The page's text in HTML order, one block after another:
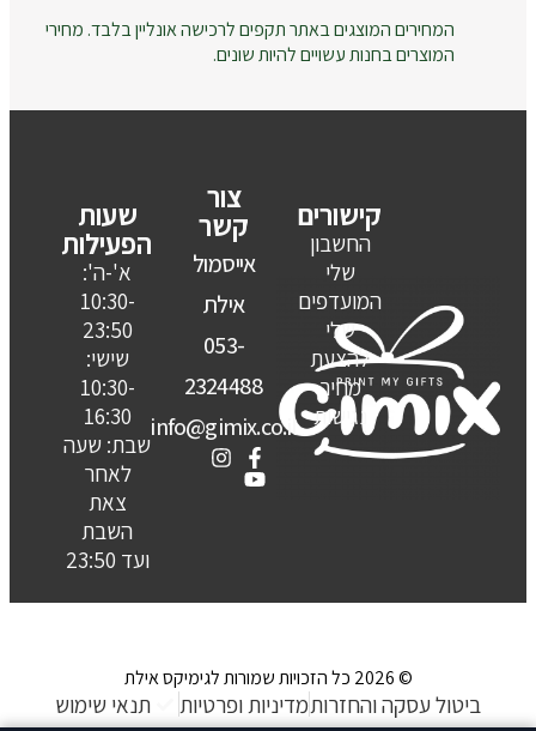
המחירים המוצגים באתר תקפים לרכישה אונליין בלבד. מחירי
המוצרים בחנות עשויים להיות שונים.
קישורים
החשבון
שלי
המועדפים
שלי
להצעת
מחיר
נגישות
צור
קשר
אייסמול
אילת
053-
2324488
info@gimix.co.il
שעות
הפעילות
א'-ה':
10:30-
23:50
שישי:
10:30-
16:30
שבת: שעה
לאחר
צאת
השבת
ועד 23:50
© 2026 כל הזכויות שמורות לגימיקס אילת
ביטול עסקה והחזרותמדיניות ופרטיות תנאי שימוש